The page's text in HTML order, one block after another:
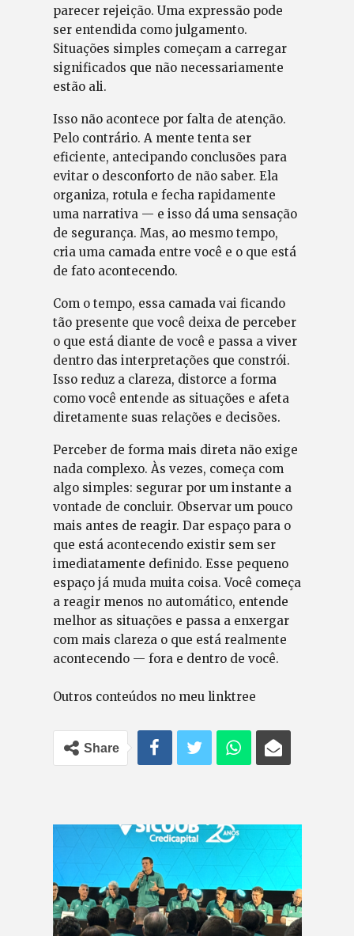
parecer rejeição. Uma expressão pode
ser entendida como julgamento.
Situações simples começam a carregar
significados que não necessariamente
estão ali.
Isso não acontece por falta de atenção.
Pelo contrário. A mente tenta ser
eficiente, antecipando conclusões para
evitar o desconforto de não saber. Ela
organiza, rotula e fecha rapidamente
uma narrativa — e isso dá uma sensação
de segurança. Mas, ao mesmo tempo,
cria uma camada entre você e o que está
de fato acontecendo.
Com o tempo, essa camada vai ficando
tão presente que você deixa de perceber
o que está diante de você e passa a viver
dentro das interpretações que constrói.
Isso reduz a clareza, distorce a forma
como você entende as situações e afeta
diretamente suas relações e decisões.
Perceber de forma mais direta não exige
nada complexo. Às vezes, começa com
algo simples: segurar por um instante a
vontade de concluir. Observar um pouco
mais antes de reagir. Dar espaço para o
que está acontecendo existir sem ser
imediatamente definido. Esse pequeno
espaço já muda muita coisa. Você começa
a reagir menos no automático, entende
melhor as situações e passa a enxergar
com mais clareza o que está realmente
acontecendo — fora e dentro de você.
Outros conteúdos no meu linktree
Share